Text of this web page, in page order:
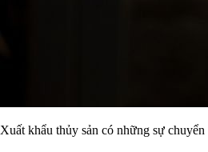
Xuất khẩu thủy sản có những sự chuyển